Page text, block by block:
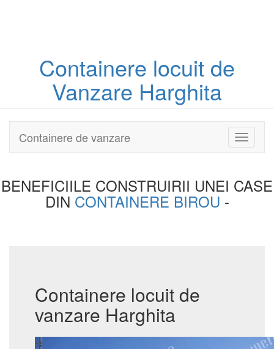
Containere locuit de
Vanzare Harghita
Toggle
Containere de vanzare
BENEFICIILE CONSTRUIRII UNEI CASE
DIN CONTAINERE BIROU -
Containere locuit de
vanzare Harghita